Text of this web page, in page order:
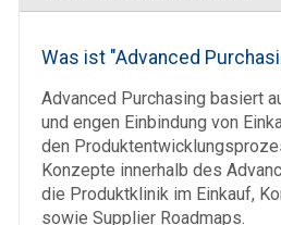
Was ist "Advanced
Advanced Purchasing basiert
und engen Einbindung von
den
Konzepte innerhalb des
die Produktklinik im Einkauf,
sowie Supplier Roadmaps.